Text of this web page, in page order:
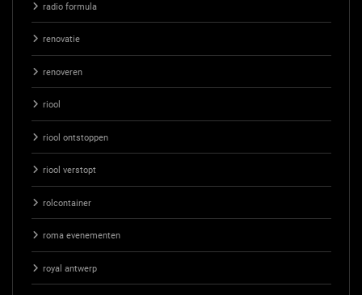
radio formula
renovatie
renoveren
riool
riool ontstoppen
riool verstopt
rolcontainer
roma evenementen
royal antwerp